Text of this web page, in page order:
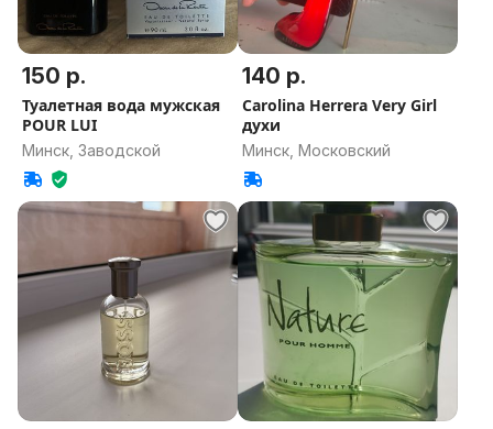
150 р.
Туалетная вода мужская
POUR LUI
Минск, Заводской
140 р.
Carolina Herrera Very Girl
духи
Минск, Московский